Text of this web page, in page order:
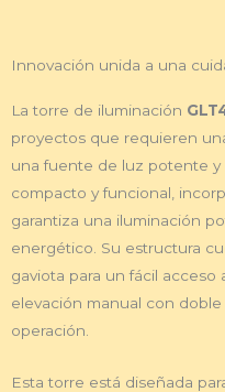
Innovación unida a una
La torre de iluminación
proyectos que requieren
una fuente de luz potente
compacto y funcional,
garantiza una iluminación
energético. Su estructura
gaviota para un fácil acceso
elevación manual con
operación.
Esta torre está diseñada